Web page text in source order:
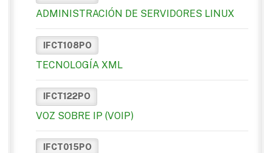
ADMINISTRACIÓN DE SERVIDORES LINUX
IFCT108PO
TECNOLOGÍA XML
IFCT122PO
VOZ SOBRE IP (VOIP)
IFCT015PO